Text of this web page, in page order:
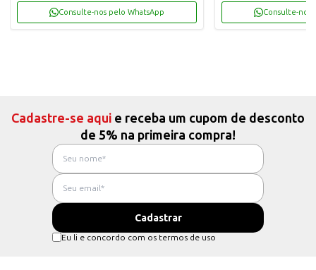
Consulte-nos pelo WhatsApp Consulte-nos
Cadastre-se aqui e receba um cupom de desconto
de 5% na primeira compra!
Eu li e concordo com os termos de uso